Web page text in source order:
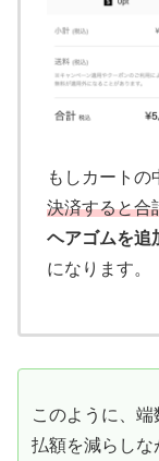
もしカートの
決済すると合
ヘアゴムを追
になります。
このように、
払額を減らしな